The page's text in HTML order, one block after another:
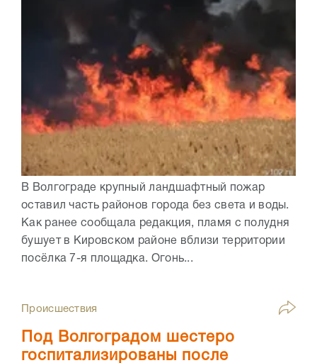
В Волгограде крупный ландшафтный пожар
оставил часть районов города без света и воды.
Как ранее сообщала редакция, пламя с полудня
бушует в Кировском районе вблизи территории
посёлка 7-я площадка. Огонь...
Происшествия
Под Волгоградом шестеро
госпитализированы после